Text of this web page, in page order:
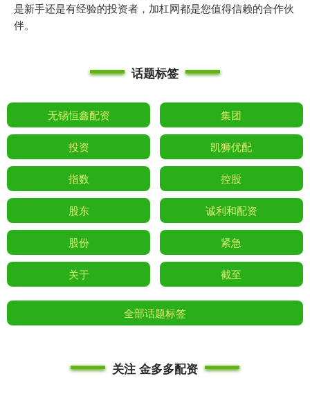
是新手还是有经验的投资者，加杠网都是您值得信赖的合作伙
伴。
话题标签
无锡恒鑫配资 集团
投资 凯狮优配
指数 控股
股东 诚利和配资
股份 紧急
关于 截至
全部话题标签
关注 金多多配资